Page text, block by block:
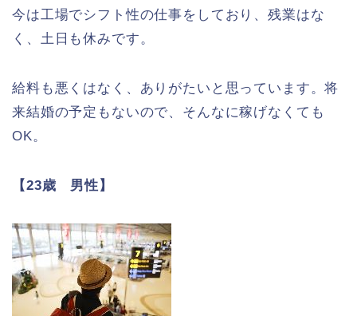
今は工場でシフト性の仕事をしており、残業はな
く、土日も休みです。
給料も悪くはなく、ありがたいと思っています。将
来結婚の予定もないので、そんなに稼げなくても
OK。
【23歳 男性】